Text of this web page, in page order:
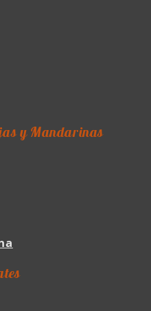
y Mandarinas